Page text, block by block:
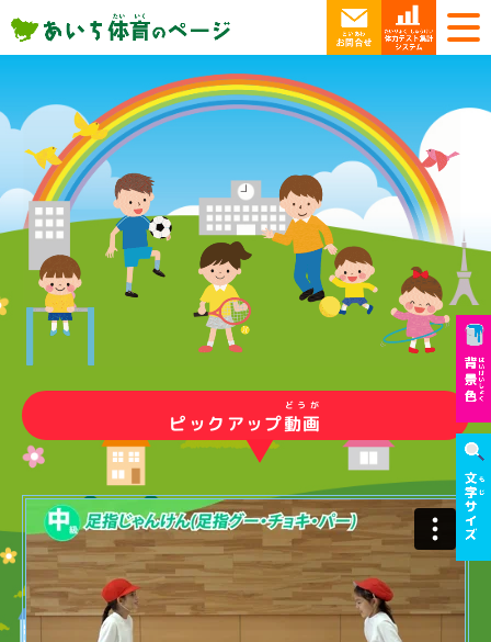
ピックアップ動画
どうが